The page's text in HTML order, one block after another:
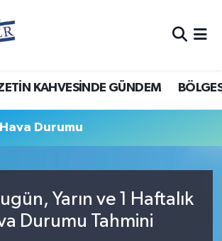
KAHVESİNDE GÜNDEM
Durumu
Yarın ve 1 Haftalık
Durumu Tahmini